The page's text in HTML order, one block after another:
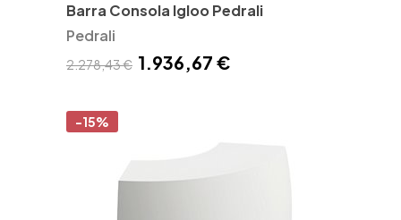
Barra Consola Igloo Pedrali
Pedrali
2.278,43 € 1.936,67 €
-15%